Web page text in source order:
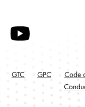
GTC GPC
Code